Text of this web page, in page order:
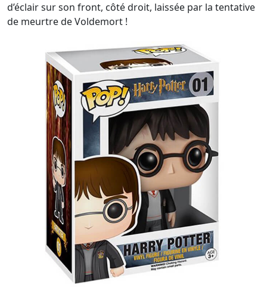
d’éclair sur son front, côté droit, laissée par la tentative
de meurtre de Voldemort !